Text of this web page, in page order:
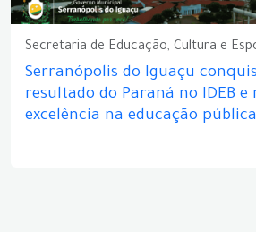
Secretaria de Educação, Cultura e
Serranópolis do Iguaçu
resultado do Paraná no IDEB e
excelência na educação pública